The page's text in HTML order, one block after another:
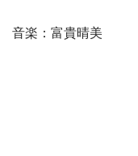
音楽：富貴晴美